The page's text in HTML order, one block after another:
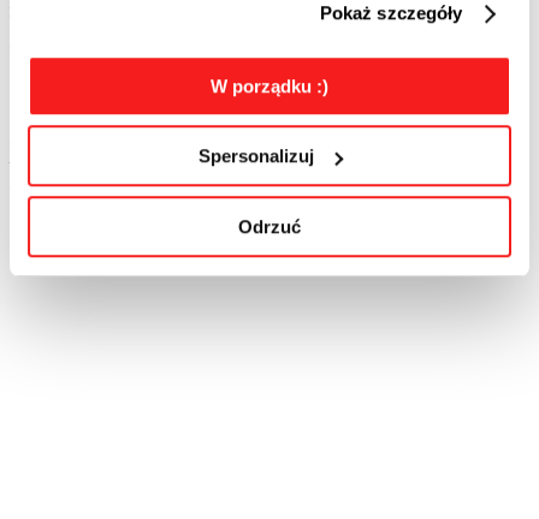
Pokaż szczegóły
W porządku :)
Spersonalizuj
Odrzuć
2 sierpnia zaczęły obowiązywać przepisy AI Act dotyczące
przejrzystości treści generowanych lub modyfikowanych z
odbiorców o wykorzystaniu AI przy tworzeniu lub modyfikowaniu
prawidłową interpretację nowych regulacji oraz ich praktyczne
wdrożenie, IAB Polska przygotowała przewodnik „Oznaczanie
treści reklamowych generowanych z użyciem AI zgodnie z art. 50
AI Act”.